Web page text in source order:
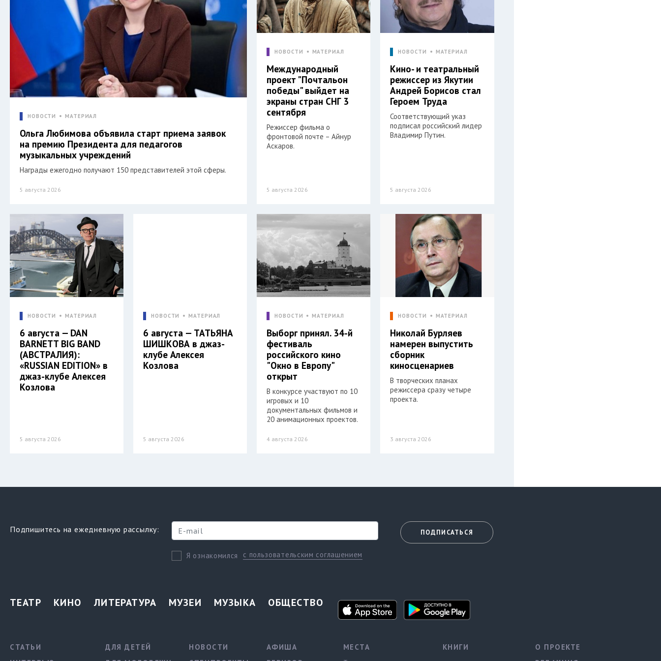
НОВОСТИ МАТЕРИАЛ
Ольга Любимова объявила старт приема заявок
на премию Президента для педагогов
музыкальных учреждений
Награды ежегодно получают 150 представителей этой сферы.
5 августа 2026
НОВОСТИ МАТЕРИАЛ
Международный
проект "Почтальон
победы" выйдет на
экраны стран СНГ 3
сентября
Режиссер фильма о
фронтовой почте – Айнур
Аскаров.
5 августа 2026
НОВОСТИ МАТЕРИАЛ
Кино- и театральный
режиссер из Якутии
Андрей Борисов стал
Героем Труда
Соответствующий указ
подписал российский лидер
Владимир Путин.
5 августа 2026
НОВОСТИ МАТЕРИАЛ
6 августа — DAN
BARNETT BIG BAND
(АВСТРАЛИЯ):
«RUSSIAN EDITION» в
джаз-клубе Алексея
Козлова
5 августа 2026
НОВОСТИ МАТЕРИАЛ
6 августа — ТАТЬЯНА
ШИШКОВА в джаз-
клубе Алексея
Козлова
5 августа 2026
НОВОСТИ МАТЕРИАЛ
Выборг принял. 34-й
фестиваль
российского кино
"Окно в Европу"
открыт
В конкурсе участвуют по 10
игровых и 10
документальных фильмов и
20 анимационных проектов.
4 августа 2026
НОВОСТИ МАТЕРИАЛ
Николай Бурляев
намерен выпустить
сборник
киносценариев
В творческих планах
режиссера сразу четыре
проекта.
3 августа 2026
Подпишитесь на ежедневную рассылку:
Я ознакомился с пользовательским соглашением
ПОДПИСАТЬСЯ
ТЕАТР КИНО ЛИТЕРАТУРА МУЗЕИ МУЗЫКА ОБЩЕСТВО
СТАТЬИ
ДЛЯ ДЕТЕЙ
НОВОСТИ
АФИША
МЕСТА КНИГИ
О ПРОЕКТЕ